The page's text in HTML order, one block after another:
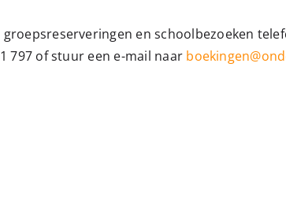
groepsreserveringen en schoolbezoeken
797 of stuur een e-mail naar